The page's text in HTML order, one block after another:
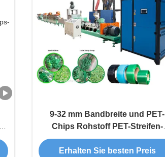
9-32 mm Bandbreite und PET-
Chips Rohstoff PET-Streifen-
Extrusionsmaschine für eine
reibungslose Produktion
Erhalten Sie besten Preis